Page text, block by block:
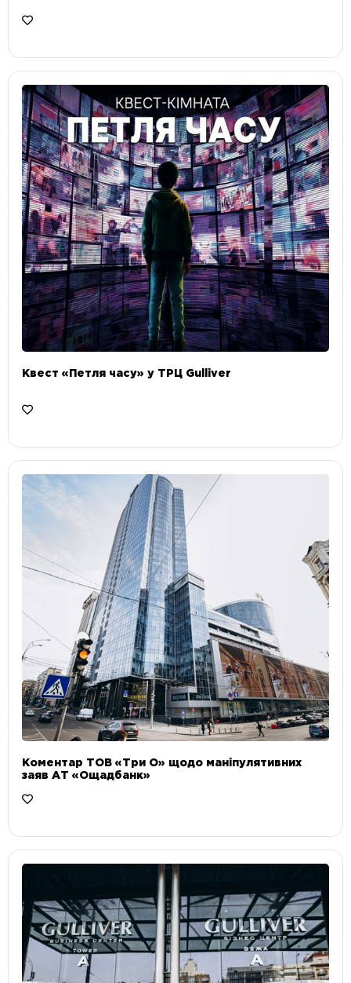
Квест «Петля часу» у ТРЦ Gulliver
Коментар ТОВ «Три О» щодо маніпулятивних
заяв АТ «Ощадбанк»